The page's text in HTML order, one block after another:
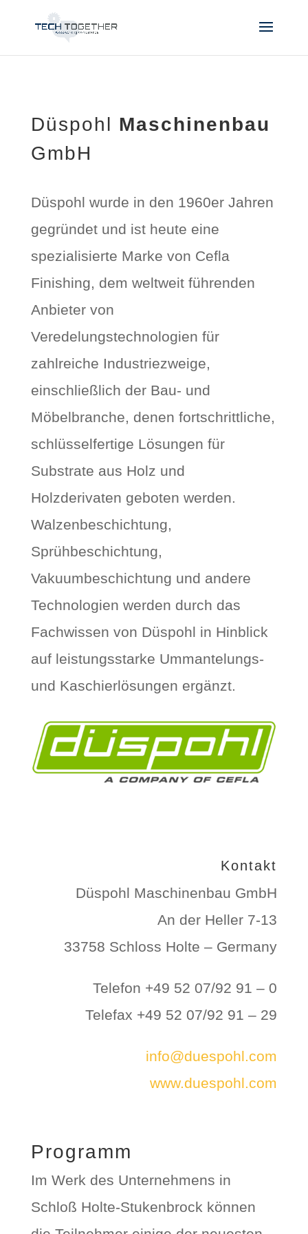
Düspohl Maschinenbau
GmbH
Düspohl wurde in den 1960er Jahren
gegründet und ist heute eine
spezialisierte Marke von Cefla
Finishing, dem weltweit führenden
Anbieter von
Veredelungstechnologien für
zahlreiche Industriezweige,
einschließlich der Bau- und
Möbelbranche, denen fortschrittliche,
schlüsselfertige Lösungen für
Substrate aus Holz und
Holzderivaten geboten werden.
Walzenbeschichtung,
Sprühbeschichtung,
Vakuumbeschichtung und andere
Technologien werden durch das
Fachwissen von Düspohl in Hinblick
auf leistungsstarke Ummantelungs-
und Kaschierlösungen ergänzt.
Kontakt
Düspohl Maschinenbau GmbH
An der Heller 7-13
33758 Schloss Holte – Germany
Telefon +49 52 07/92 91 – 0
Telefax +49 52 07/92 91 – 29
info@duespohl.com
www.duespohl.com
Programm
Im Werk des Unternehmens in
Schloß Holte-Stukenbrock können